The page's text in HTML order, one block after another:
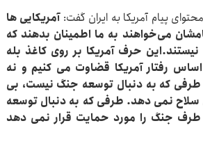
پیام آمریکا به ایران گفت: آمریکایی ها
می‌خواهند به ما اطمینان بدهند که
حرف آمریکا بر روی کاغذ بله
رفتار آمریکا قضاوت می کنیم و نه
طرفی که به دنبال توسعه جنگ نیست، بی
نمی دهد. طرفی که به دنبال توسعه‌
جنگ را مورد حمایت قرار نمی دهد